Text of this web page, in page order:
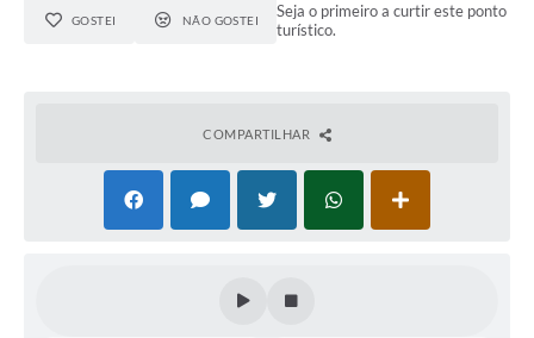
GOSTEI NÃO GOSTEI
Seja o primeiro a curtir este ponto
turístico.
COMPARTILHAR